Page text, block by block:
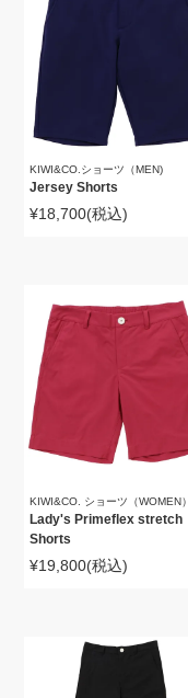
KIWI&CO.ショーツ（MEN)
Jersey Shorts
¥18,700(税込)
KIWI&CO. ショーツ（WOMEN）
Lady's Primeflex stretch
Shorts
¥19,800(税込)